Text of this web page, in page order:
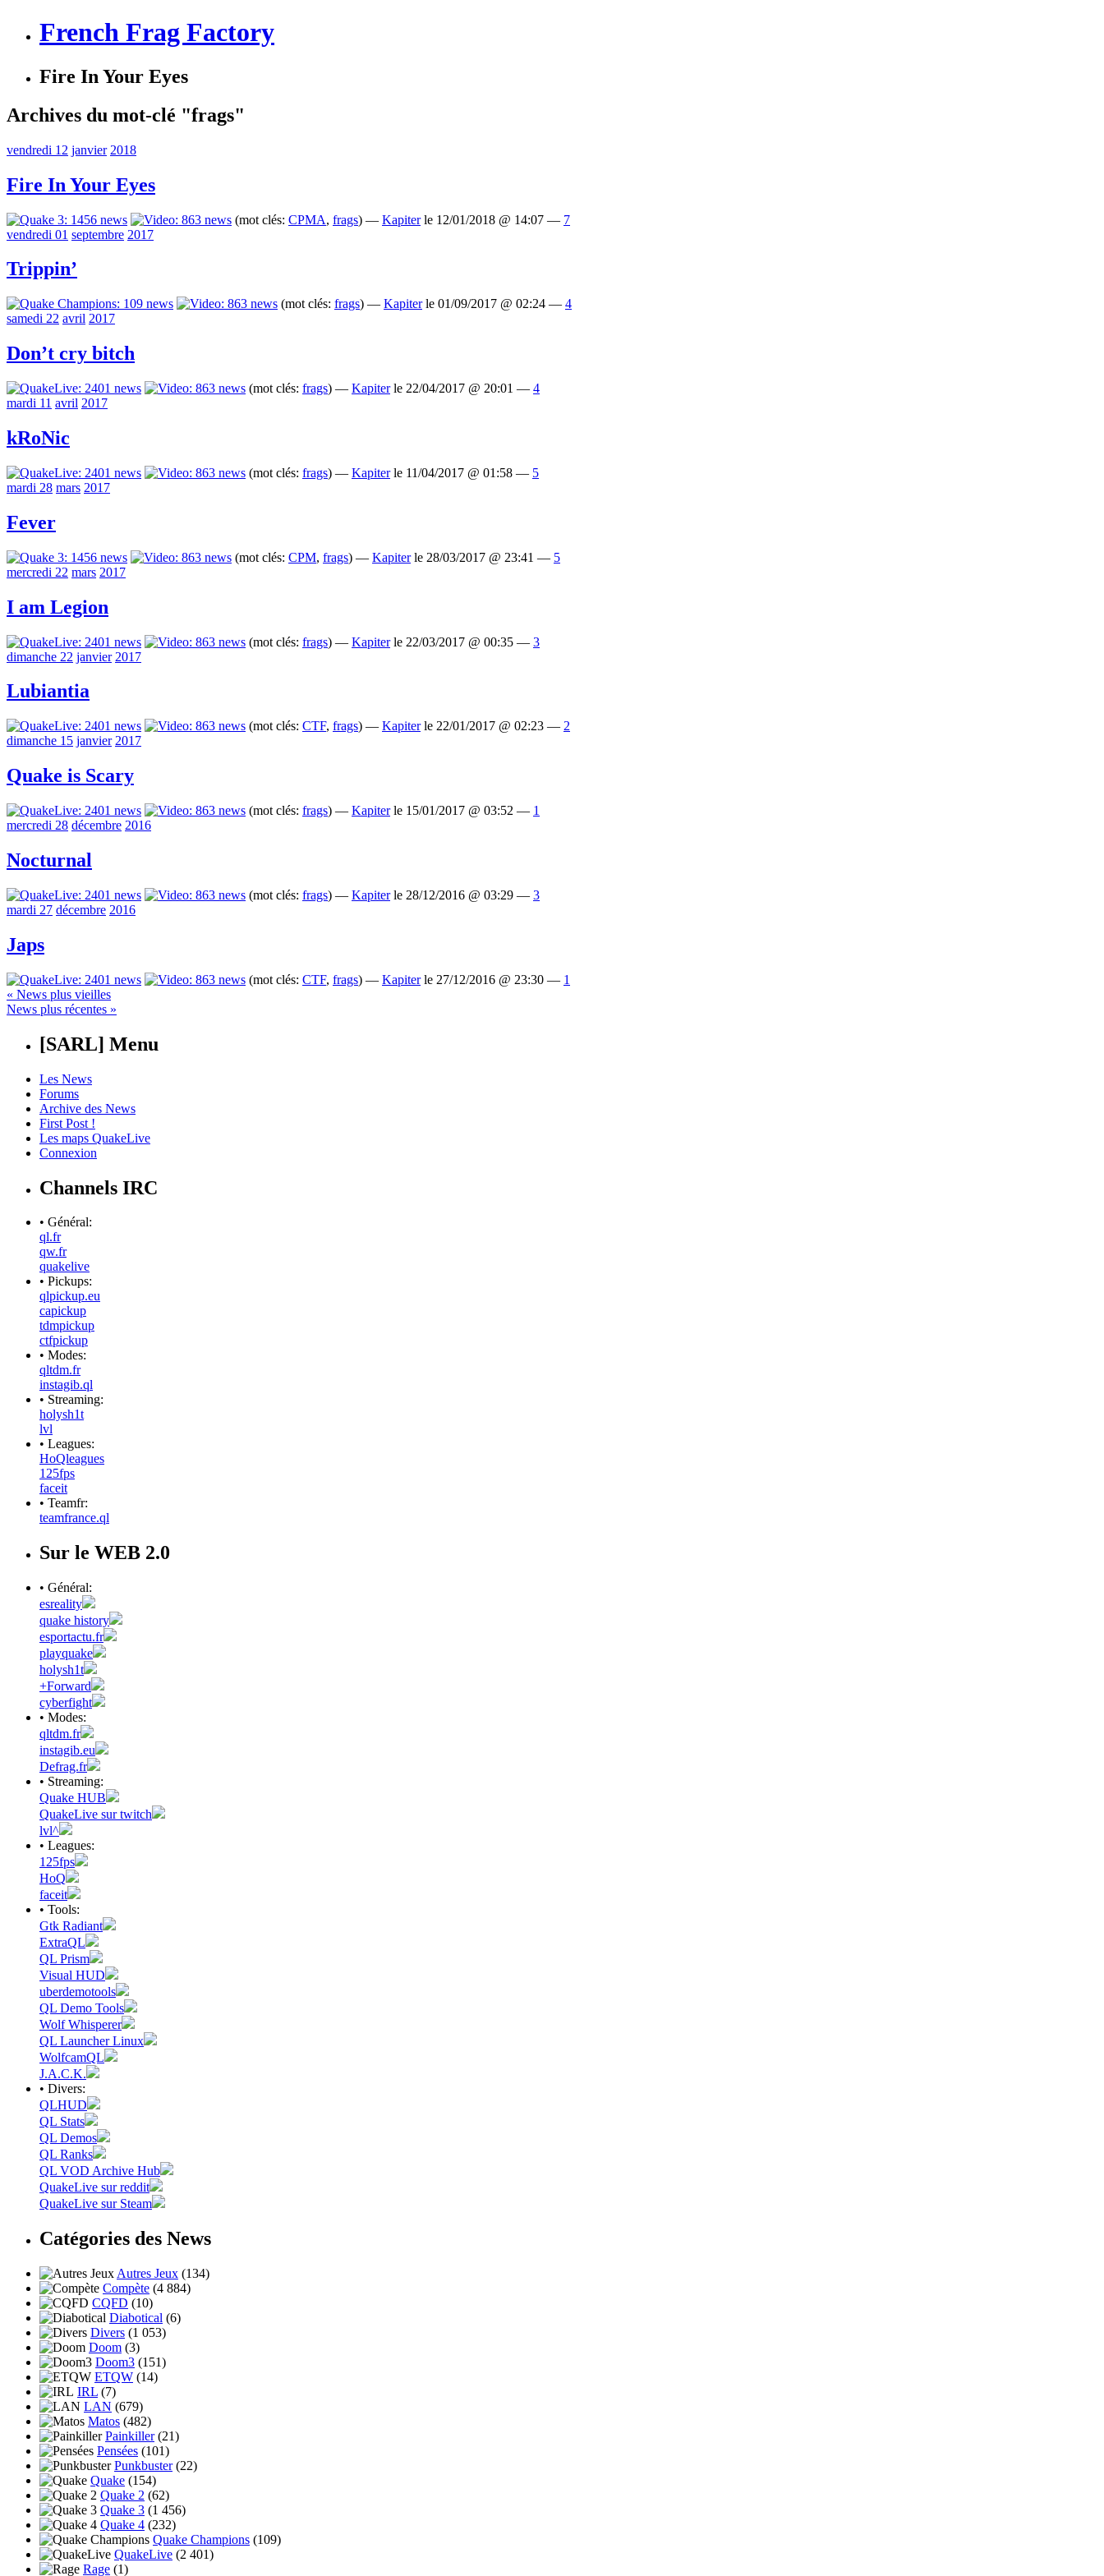
French Frag Factory
Fire In Your Eyes
Archives du mot-clé "frags"
vendredi 12 janvier 2018
Fire In Your Eyes
(mot clés: CPMA, frags) — Kapiterle 12/01/2018 @ 14:07 — 7
vendredi 01 septembre 2017
Trippin’
(mot clés: frags) — Kapiterle 01/09/2017 @ 02:24 — 4
samedi 22 avril 2017
Don’t cry bitch
(mot clés: frags) — Kapiterle 22/04/2017 @ 20:01 — 4
mardi 11 avril 2017
kRoNic
(mot clés: frags) — Kapiterle 11/04/2017 @ 01:58 — 5
mardi 28 mars 2017
Fever
(mot clés: CPM, frags) — Kapiterle 28/03/2017 @ 23:41 — 5
mercredi 22 mars 2017
I am Legion
(mot clés: frags) — Kapiterle 22/03/2017 @ 00:35 — 3
dimanche 22 janvier 2017
Lubiantia
(mot clés: CTF, frags) — Kapiterle 22/01/2017 @ 02:23 — 2
dimanche 15 janvier 2017
Quake is Scary
(mot clés: frags) — Kapiterle 15/01/2017 @ 03:52 — 1
mercredi 28 décembre 2016
Nocturnal
(mot clés: frags) — Kapiterle 28/12/2016 @ 03:29 — 3
mardi 27 décembre 2016
Japs
(mot clés: CTF, frags) — Kapiterle 27/12/2016 @ 23:30 — 1
« News plus vieilles
News plus récentes »
[SARL] Menu
Les News
Forums
Archive des News
First Post !
Les maps QuakeLive
Connexion
Channels IRC
• Général:
ql.fr
qw.fr
quakelive
• Pickups:
qlpickup.eu
capickup
tdmpickup
ctfpickup
• Modes:
qltdm.fr
instagib.ql
• Streaming:
holysh1t
lvl
• Leagues:
HoQleagues
125fps
faceit
• Teamfr:
teamfrance.ql
Sur le WEB 2.0
• Général:
esreality
quake history
esportactu.fr
playquake
holysh1t
+Forward
cyberfight
• Modes:
qltdm.fr
instagib.eu
Defrag.fr
• Streaming:
Quake HUB
QuakeLive sur twitch
lvl^
• Leagues:
125fps
HoQ
faceit
• Tools:
Gtk Radiant
ExtraQL
QL Prism
Visual HUD
uberdemotools
QL Demo Tools
Wolf Whisperer
QL Launcher Linux
WolfcamQL
J.A.C.K.
• Divers:
QLHUD
QL Stats
QL Demos
QL Ranks
QL VOD Archive Hub
QuakeLive sur reddit
QuakeLive sur Steam
Catégories des News
Autres Jeux (134)
Compète (4 884)
CQFD (10)
Diabotical (6)
Divers (1 053)
Doom (3)
Doom3 (151)
ETQW (14)
IRL (7)
LAN (679)
Matos (482)
Painkiller(21)
Pensées (101)
Punkbuster(22)
Quake (154)
Quake 2 (62)
Quake 3 (1 456)
Quake 4 (232)
Quake Champions (109)
QuakeLive (2 401)
Rage (1)